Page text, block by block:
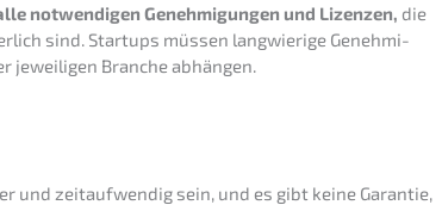
notwen­di­gen Geneh­mi­gun­gen und Lizen­zen, die
sind. Start­ups müssen langwie­ri­ge Geneh­mi­
jewei­li­gen Branche abhängen.
und zeitauf­wen­dig sein, und es gibt keine Garan­tie,